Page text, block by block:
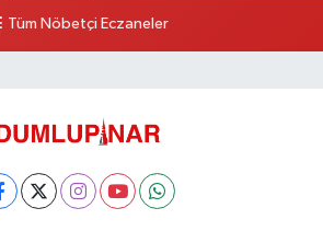
Tüm Nöbetçi Eczaneler